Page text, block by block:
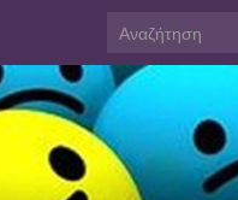
Search for: